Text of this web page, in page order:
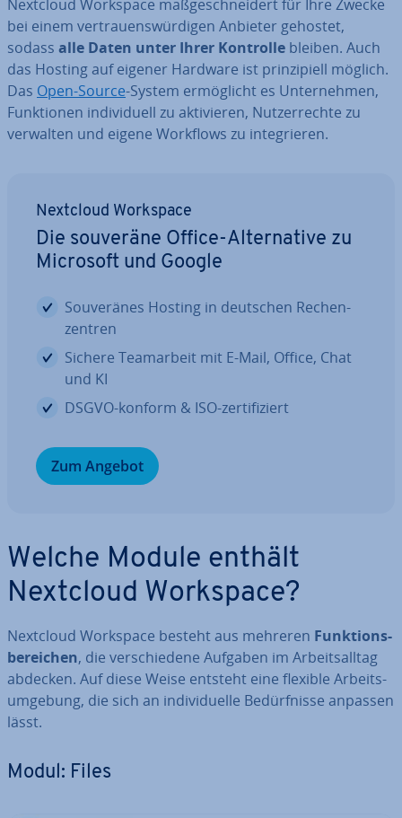
Nextcloud Workspace maß­ge­schnei­dert für Ihre Zwecke
bei einem ver­trau­ens­wür­di­gen Anbieter gehostet,
sodass alle Daten unter Ihrer Kontrolle bleiben. Auch
das Hosting auf eigener Hardware ist prin­zi­pi­ell möglich.
Das Open-Source-System er­mög­licht es Un­ter­neh­men,
Funk­tio­nen in­di­vi­du­ell zu ak­ti­vie­ren, Nut­zer­rech­te zu
verwalten und eigene Workflows zu in­te­grie­ren.
Nextcloud Workspace
Die souveräne Office-Al­ter­na­ti­ve zu
Microsoft und Google
Sou­ve­rä­nes Hosting in deutschen Re­chen­
zen­tren
Sichere Team­ar­beit mit E-Mail, Office, Chat
und KI
DSGVO-konform & ISO-zer­ti­fi­ziert
Zum Angebot
Welche Module enthält
Nextcloud Workspace?
Nextcloud Workspace besteht aus mehreren Funk­ti­ons­
be­rei­chen, die ver­schie­de­ne Aufgaben im Ar­beits­all­tag
abdecken. Auf diese Weise entsteht eine flexible Ar­beits­
um­ge­bung, die sich an in­di­vi­du­el­le Be­dürf­nis­se anpassen
lässt.
Modul: Files